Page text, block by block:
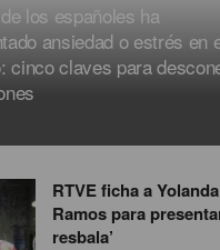
los españoles ha
ansiedad o estrés en
cinco claves para
RTVE ficha a Yolanda
Ramos para
resbala’